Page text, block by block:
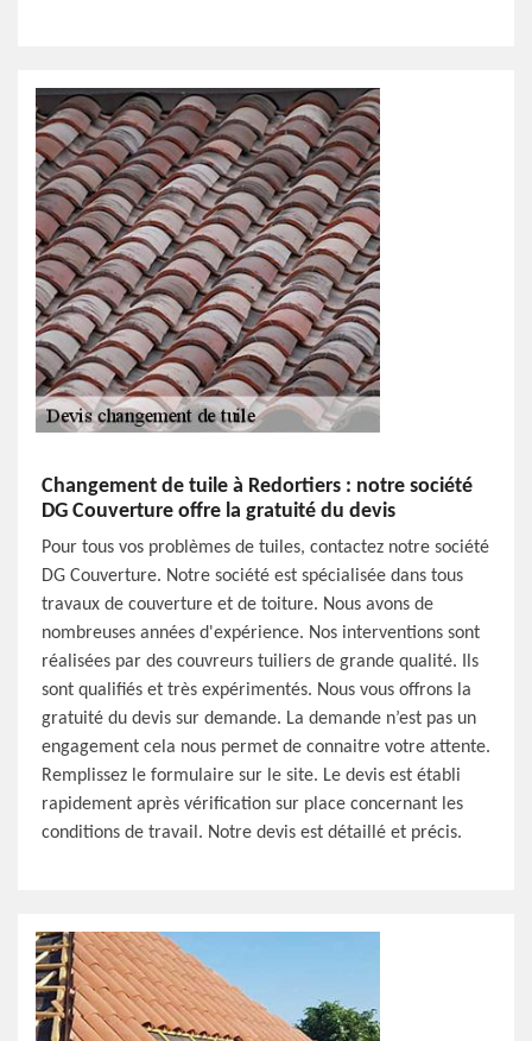
Changement de tuile à Redortiers : notre société
DG Couverture offre la gratuité du devis
Pour tous vos problèmes de tuiles, contactez notre société
DG Couverture. Notre société est spécialisée dans tous
travaux de couverture et de toiture. Nous avons de
nombreuses années d'expérience. Nos interventions sont
réalisées par des couvreurs tuiliers de grande qualité. Ils
sont qualifiés et très expérimentés. Nous vous offrons la
gratuité du devis sur demande. La demande n’est pas un
engagement cela nous permet de connaitre votre attente.
Remplissez le formulaire sur le site. Le devis est établi
rapidement après vérification sur place concernant les
conditions de travail. Notre devis est détaillé et précis.